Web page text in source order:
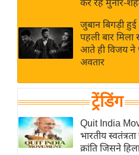
News in
Hindi
News
Hindi
Videos
विशेषज्ञ
राय
खेल
क्रिकेट
IPL
2026
कर रहे मुनीर-
जुबान बिगड़ी हुई
पहली बार मिला
आते ही विजय ने
अवतार
ट्रेंडिंग
Quit India
भारतीय
क्रांति जिसने